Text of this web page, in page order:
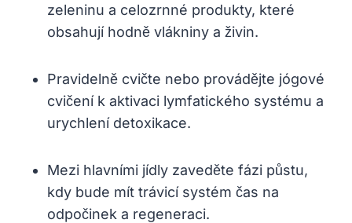
zeleninu a celozrnné produkty, které
obsahují hodně vlákniny a živin.
Pravidelně cvičte nebo provádějte jógové
cvičení k aktivaci lymfatického systému a
urychlení detoxikace.
Mezi hlavními jídly zaveděte fázi půstu,
kdy bude mít trávicí systém čas na
odpočinek a regeneraci.